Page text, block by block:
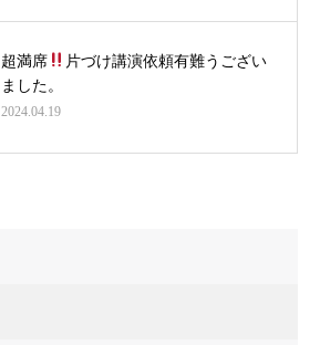
超満席
片づけ講演依頼有難うござい
ました。
2024.04.19